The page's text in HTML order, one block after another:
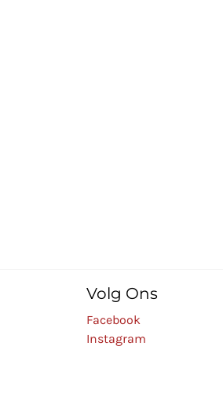
Volg Ons
Facebook
Instagram